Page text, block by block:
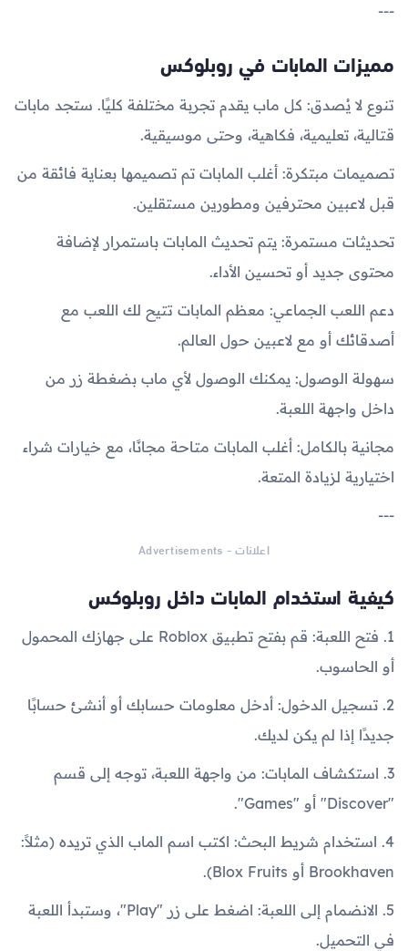
---
مميزات المابات في روبلوكس
تنوع لا يُصدق: كل ماب يقدم تجربة مختلفة كليًا. ستجد مابات
قتالية، تعليمية، فكاهية، وحتى موسيقية.
تصميمات مبتكرة: أغلب المابات تم تصميمها بعناية فائقة من
قبل لاعبين محترفين ومطورين مستقلين.
تحديثات مستمرة: يتم تحديث المابات باستمرار لإضافة
محتوى جديد أو تحسين الأداء.
دعم اللعب الجماعي: معظم المابات تتيح لك اللعب مع
أصدقائك أو مع لاعبين حول العالم.
سهولة الوصول: يمكنك الوصول لأي ماب بضغطة زر من
داخل واجهة اللعبة.
مجانية بالكامل: أغلب المابات متاحة مجانًا، مع خيارات شراء
اختيارية لزيادة المتعة.
---
اعلانات - Advertisements
كيفية استخدام المابات داخل روبلوكس
1. فتح اللعبة: قم بفتح تطبيق Roblox على جهازك المحمول
أو الحاسوب.
2. تسجيل الدخول: أدخل معلومات حسابك أو أنشئ حسابًا
جديدًا إذا لم يكن لديك.
3. استكشاف المابات: من واجهة اللعبة، توجه إلى قسم
"Discover" أو "Games".
4. استخدام شريط البحث: اكتب اسم الماب الذي تريده (مثلاً:
Brookhaven أو Blox Fruits).
5. الانضمام إلى اللعبة: اضغط على زر "Play"، وستبدأ اللعبة
في التحميل.